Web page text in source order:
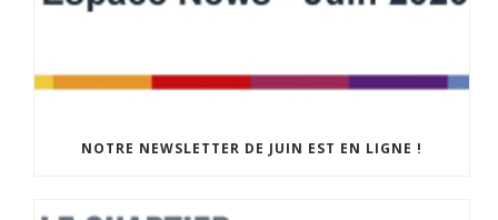
NOTRE NEWSLETTER DE JUIN EST EN LIGNE !